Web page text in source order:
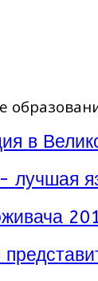
в
- лучшая